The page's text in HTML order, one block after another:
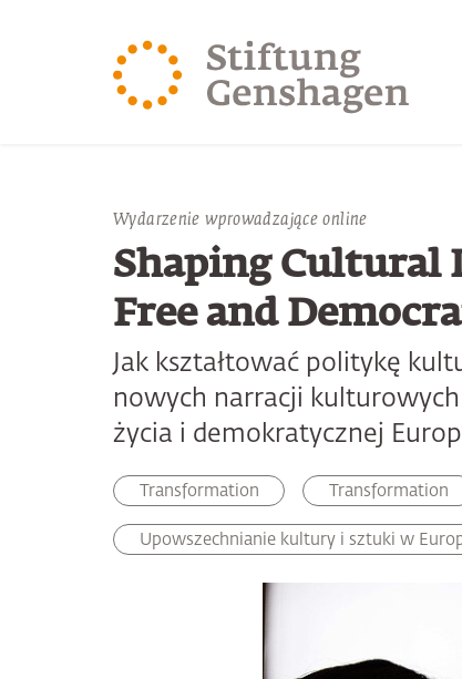
Wydarzenie wprowadzające online
Shaping Cultural
Free and
Jak kształtować politykę
nowych narracji
życia i demokratycznej
Transformation Transformation
Upowszechnianie kultury i sztuki w